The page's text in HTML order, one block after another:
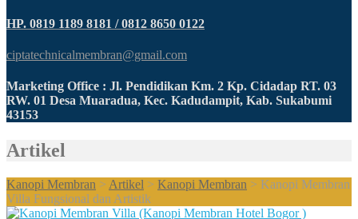
HP. 0819 1189 8181 / 0812 8650 0122
ciptatechnicalmembran@gmail.com
Marketing Office : Jl. Pendidikan Km. 2 Kp. Cidadap RT. 03
RW. 01 Desa Muaradua, Kec. Kadudampit, Kab. Sukabumi
43153
Artikel
Kanopi Membran > Artikel > Kanopi Membran > Kanopi Membran
Villa Fungsional dan Artistik